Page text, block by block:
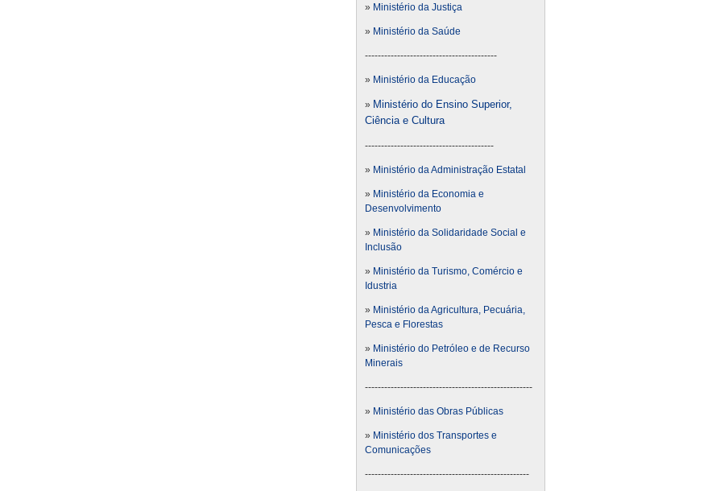
» Ministério da Justiça
» Ministério da Saúde
-----------------------------------------
» Ministério da Educação
» Ministério do Ensino Superior,
Ciência e Cultura
----------------------------------------
» Ministério da Administração Estatal
» Ministério da Economia e
Desenvolvimento
» Ministério da Solidaridade Social e
Inclusão
» Ministério da Turismo, Comércio e
Idustria
» Ministério da Agricultura, Pecuária,
Pesca e Florestas
» Ministério do Petróleo e de Recurso
Minerais
----------------------------------------------------
» Ministério das Obras Públicas
» Ministério dos Transportes e
Comunicações
---------------------------------------------------